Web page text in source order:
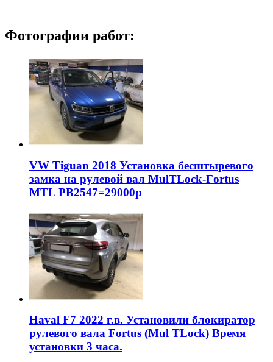
Фотографии работ:
VW Tiguan 2018 Установка бесштыревого
замка на рулевой вал MulTLock-Fortus
MTL РВ2547=29000р
Haval F7 2022 г.в. Установили блокиратор
рулевого вала Fortus (Mul TLock) Время
установки 3 часа.